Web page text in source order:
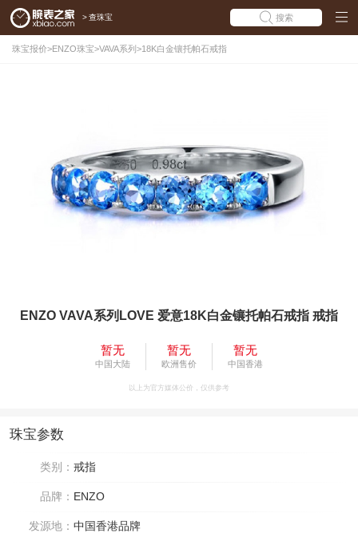
> 查珠宝 搜索
珠宝报价>ENZO珠宝>VAVA系列 >18K白金镶托帕石戒指
ENZO VAVA系列LOVE 爱意18K白金镶托帕石戒指 戒指
暂无
中国大陆
暂无
欧洲售价
暂无
中国香港
以上为官方媒体公价，仅供参考
珠宝参数
类别： 戒指
品牌： ENZO
发源地： 中国香港品牌